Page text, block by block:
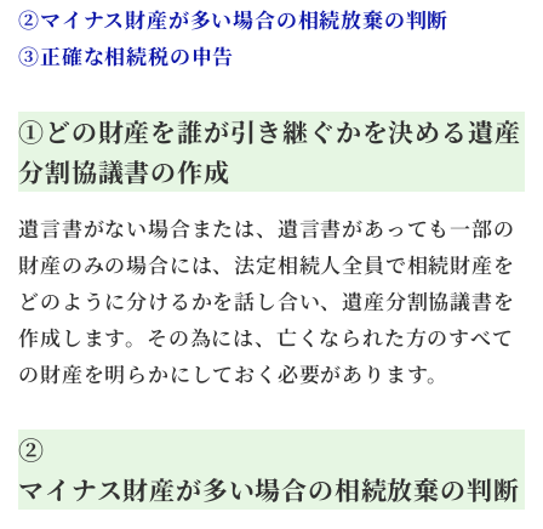
②マイナス財産が多い場合の相続放棄の判断
③正確な相続税の申告
①どの財産を誰が引き継ぐかを決める遺産
分割協議書の作成
遺言書がない場合または、遺言書があっても一部の
財産のみの場合には、法定相続人全員で相続財産を
どのように分けるかを話し合い、遺産分割協議書を
作成します。その為には、亡くなられた方のすべて
の財産を明らかにしておく必要があります。
②
マイナス財産が多い場合の相続放棄の判断